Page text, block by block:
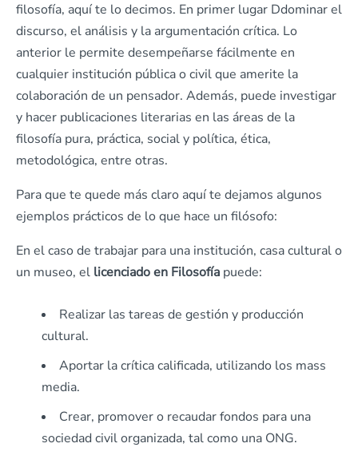
filosofía, aquí te lo decimos. En primer lugar Ddominar el
discurso, el análisis y la argumentación crítica. Lo
anterior le permite desempeñarse fácilmente en
cualquier institución pública o civil que amerite la
colaboración de un pensador. Además, puede investigar
y hacer publicaciones literarias en las áreas de la
filosofía pura, práctica, social y política, ética,
metodológica, entre otras.
Para que te quede más claro aquí te dejamos algunos
ejemplos prácticos de lo que hace un filósofo:
En el caso de trabajar para una institución, casa cultural o
un museo, el licenciado en Filosofía puede:
Realizar las tareas de gestión y producción
cultural.
Aportar la crítica calificada, utilizando los mass
media.
Crear, promover o recaudar fondos para una
sociedad civil organizada, tal como una ONG.